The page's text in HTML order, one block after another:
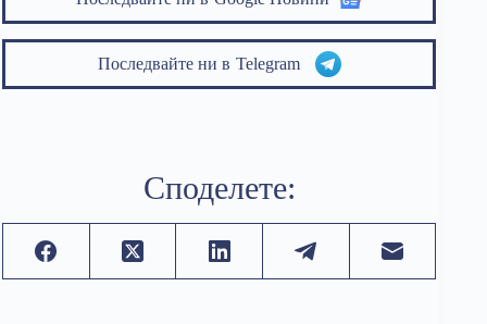
Последвайте ни в Telegram
Споделете: